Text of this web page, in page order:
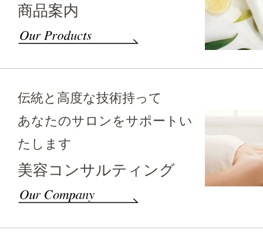
商品案内
伝統と高度な技術持って
あなたのサロンをサポートい
たします
美容コンサルティング